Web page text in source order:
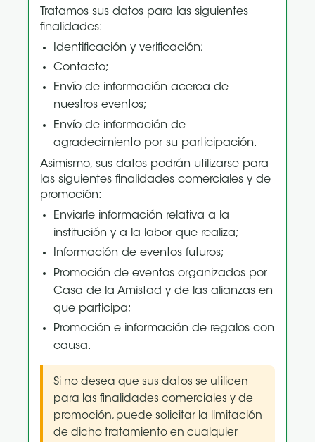
Tratamos sus datos para las siguientes
finalidades:
Identificación y verificación;
Contacto;
Envío de información acerca de
nuestros eventos;
Envío de información de
agradecimiento por su participación.
Asimismo, sus datos podrán utilizarse para
las siguientes finalidades comerciales y de
promoción:
Enviarle información relativa a la
institución y a la labor que realiza;
Información de eventos futuros;
Promoción de eventos organizados por
Casa de la Amistad y de las alianzas en
que participa;
Promoción e información de regalos con
causa.
Si no desea que sus datos se utilicen
para las finalidades comerciales y de
promoción, puede solicitar la limitación
de dicho tratamiento en cualquier